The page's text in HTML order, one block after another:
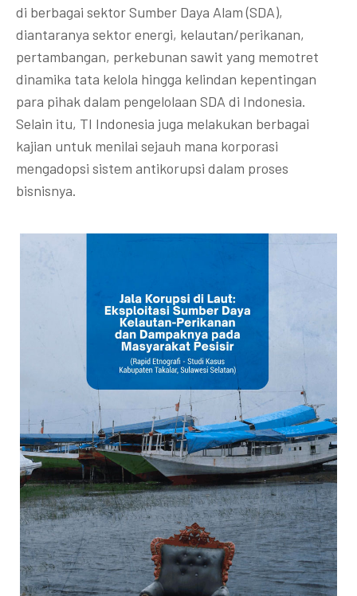
di berbagai sektor Sumber Daya Alam (SDA),
diantaranya sektor energi, kelautan/perikanan,
pertambangan, perkebunan sawit yang memotret
dinamika tata kelola hingga kelindan kepentingan
para pihak dalam pengelolaan SDA di Indonesia.
Selain itu, TI Indonesia juga melakukan berbagai
kajian untuk menilai sejauh mana korporasi
mengadopsi sistem antikorupsi dalam proses
bisnisnya.